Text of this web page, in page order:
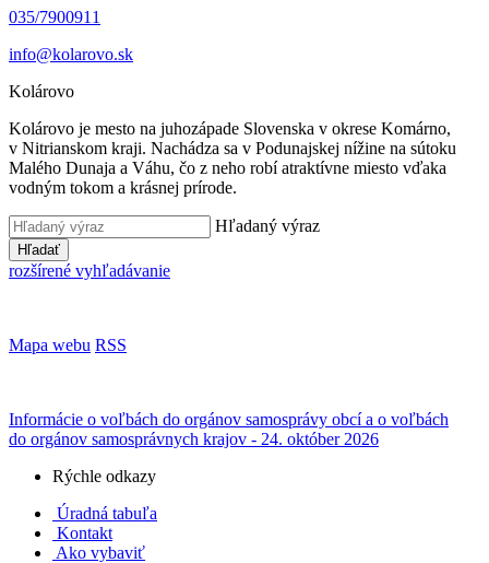
035/7900911
info@kolarovo.sk
Kolárovo
Kolárovo je mesto na juhozápade Slovenska v okrese Komárno,
v Nitrianskom kraji. Nachádza sa v Podunajskej nížine na sútoku
Malého Dunaja a Váhu, čo z neho robí atraktívne miesto vďaka
vodným tokom a krásnej prírode.
Hľadaný výraz
Hľadať
rozšírené vyhľadávanie
Mapa webu RSS
Informácie o voľbách do orgánov samosprávy obcí a o voľbách
do orgánov samosprávnych krajov - 24. október 2026
Rýchle odkazy
Úradná tabuľa
Kontakt
Ako vybaviť